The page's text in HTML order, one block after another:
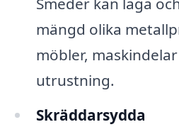
mängd olika
möbler,
utrustning.
Skräddarsydda